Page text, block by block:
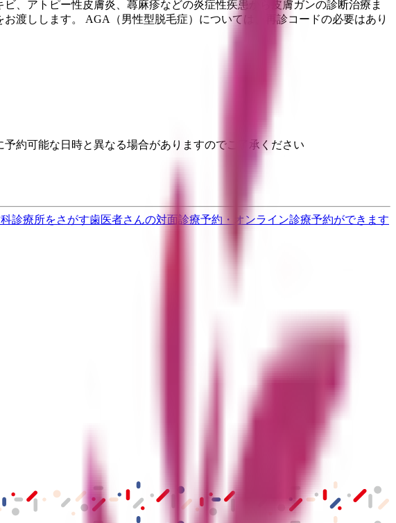
、アトピー性皮膚炎、蕁麻疹などの炎症性疾患から皮膚ガンの診断治療ま
渡しします。 AGA（男性型脱毛症）については、再診コードの必要はあり
約可能な日時と異なる場合がありますのでご了承ください
診療所をさがす歯医者さんの対面診療予約・オンライン診療予約ができます